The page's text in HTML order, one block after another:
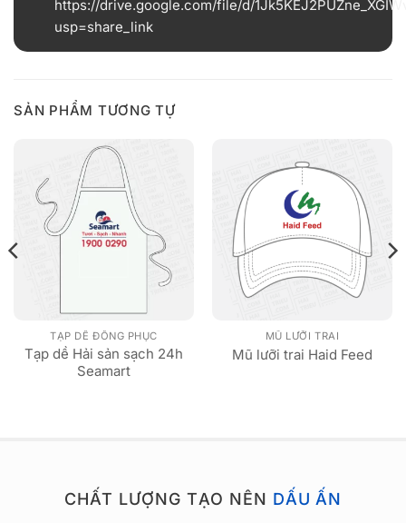
https://drive.google.com/file/d/
usp=share_link
SẢN PHẨM TƯƠNG TỰ
TẠP DỀ ĐỒNG PHỤC
Tạp dề Hải sản sạch 24h
Seamart
MŨ LƯỠI TRAI
Mũ lưỡi trai Haid Feed
CHẤT LƯỢNG TẠO NÊN DẤU ẤN